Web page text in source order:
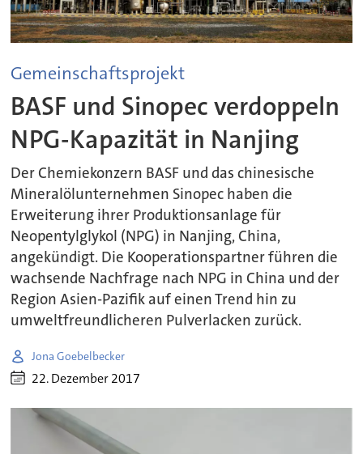
Gemeinschaftsprojekt
BASF und Sinopec verdoppeln
NPG-Kapazität in Nanjing
Der Chemiekonzern BASF und das chinesische
Mineralölunternehmen Sinopec haben die
Erweiterung ihrer Produktionsanlage für
Neopentylglykol (NPG) in Nanjing, China,
angekündigt. Die Kooperationspartner führen die
wachsende Nachfrage nach NPG in China und der
Region Asien-Pazifik auf einen Trend hin zu
umweltfreundlicheren Pulverlacken zurück.
Jona Goebelbecker
22. Dezember 2017